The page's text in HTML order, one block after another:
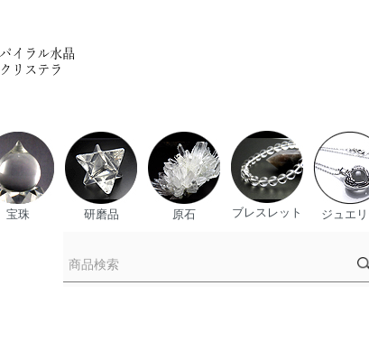
宝珠 研磨品 原石 ブレスレット ジュエ